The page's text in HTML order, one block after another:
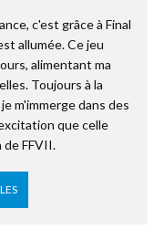
c'est grâce à Final
allumée. Ce jeu
alimentant ma
Toujours à la
m'immerge dans des
que celle
FFVII.